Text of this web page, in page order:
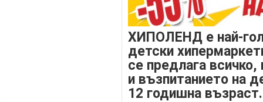
ХИПОЛЕНД е най-
детски
се предлага
и възпитанието на
12 годишна възраст.